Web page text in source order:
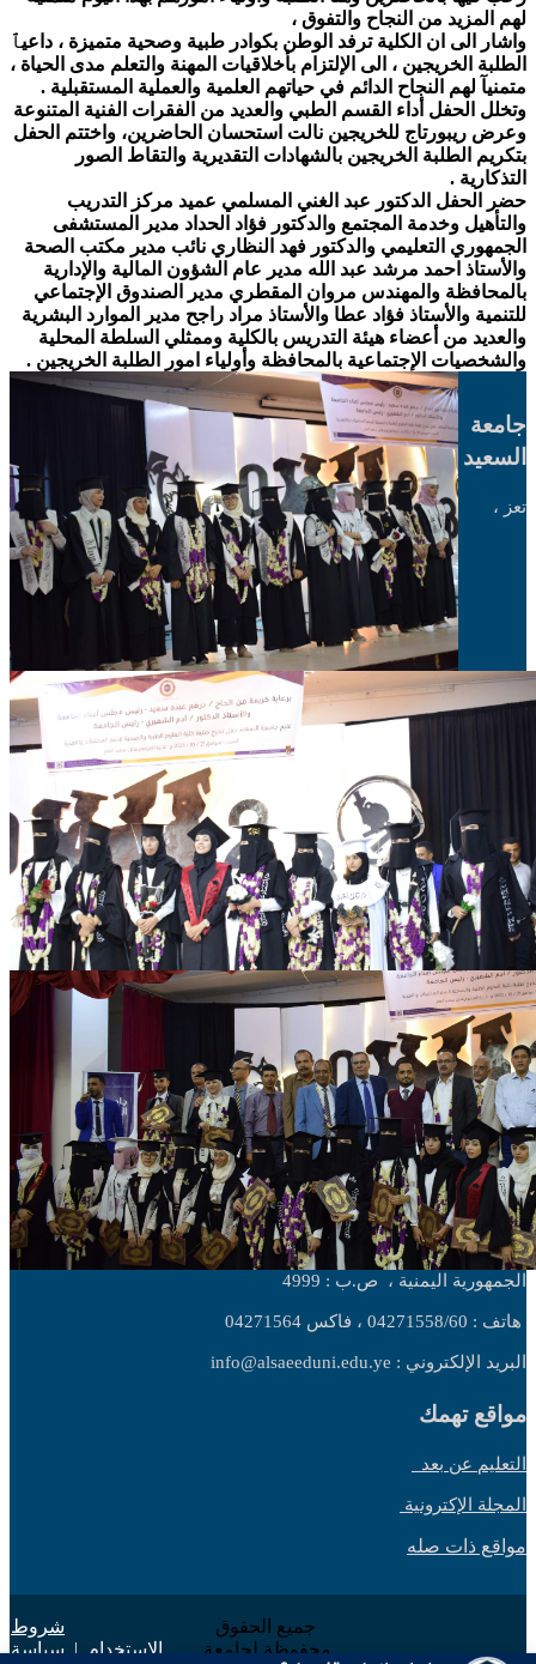
لهم المزيد من النجاح والتفوق ،
واشار الى ان الكلية ترفد الوطن بكوادر طبية وصحية متميزة ، داعيٱ
الطلبة الخريجين ، الى الإلتزام بأخلاقيات المهنة والتعلم مدى الحياة ،
متمنيآ لهم النجاح الدائم في حياتهم العلمية والعملية المستقبلية .
وتخلل الحفل أداء القسم الطبي والعديد من الفقرات الفنية المتنوعة
وعرض ريبورتاج للخريجين نالت استحسان الحاضرين، واختتم الحفل
بتكريم الطلبة الخريجين بالشهادات التقديرية والتقاط الصور
التذكارية .
حضر الحفل الدكتور عبد الغني المسلمي عميد مركز التدريب
والتأهيل وخدمة المجتمع والدكتور فؤاد الحداد مدير المستشفى
الجمهوري التعليمي والدكتور فهد النظاري نائب مدير مكتب الصحة
والأستاذ احمد مرشد عبد الله مدير عام الشؤون المالية والإدارية
بالمحافظة والمهندس مروان المقطري مدير الصندوق الإجتماعي
للتنمية والأستاذ فؤاد عطا والأستاذ مراد راجح مدير الموارد البشرية
والعديد من أعضاء هيئة التدريس بالكلية وممثلي السلطة المحلية
والشخصيات الإجتماعية بالمحافظة وأولياء امور الطلبة الخريجين .
جامعة
السعيد
تعز ،
الجمهورية اليمنية ، ص.ب : 4999
هاتف : 04271558/60 ، فاكس 04271564
البريد الإلكتروني : info@alsaeeduni.edu.ye
مواقع تهمك
التعليم عن بعد
المجلة الإكترونية
مواقع ذات صله
جميع الحقوق
محفوظة لجامعة
شروط
الاستخدام
| سياسة